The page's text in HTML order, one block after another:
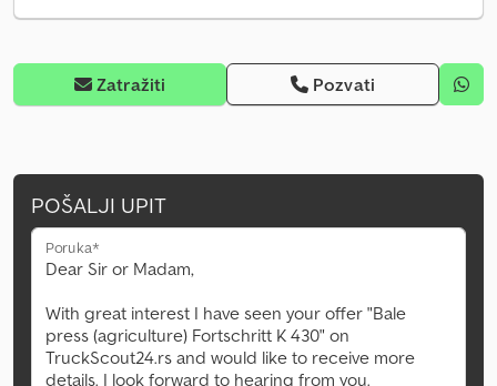
Zatražiti Pozvati
POŠALJI UPIT
Poruka*